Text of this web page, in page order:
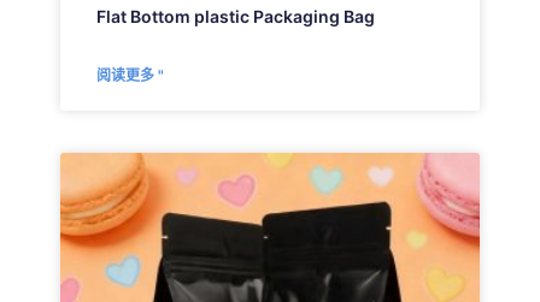
Flat Bottom plastic Packaging Bag
阅读更多 "